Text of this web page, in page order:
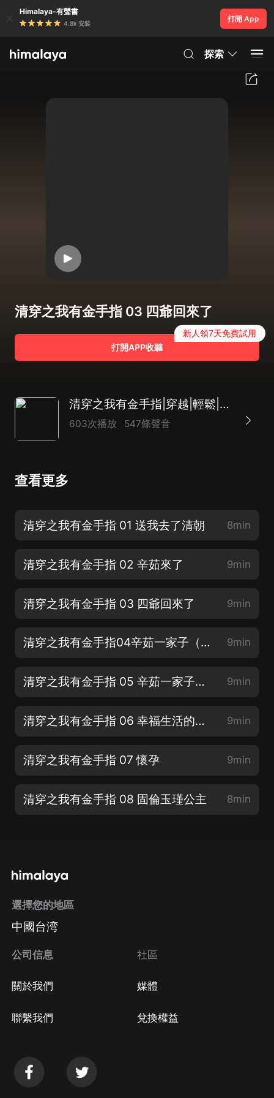
Himalaya-有聲書
4.8k 安裝
打開 App
探索
清穿之我有金手指 03 四爺回來了
打開APP收聽
新人領7天免費試用
清穿之我有金手指|穿越|輕鬆|日久生情|秀外慧中|多人有聲劇
603次播放 547條聲音
查看更多
清穿之我有金手指 01 送我去了清朝 8min
清穿之我有金手指 02 辛茹來了 9min
清穿之我有金手指 03 四爺回來了 9min
清穿之我有金手指04辛茹一家子（上） 9min
清穿之我有金手指 05 辛茹一家子（下） 9min
清穿之我有金手指 06 幸福生活的開始 9min
清穿之我有金手指 07 懷孕 9min
清穿之我有金手指 08 固倫玉瑾公主 8min
選擇您的地區
中國台湾
公司信息
關於我們
聯繫我們
社區
媒體
兌換權益